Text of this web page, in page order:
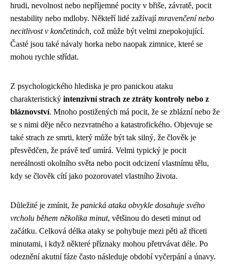
hrudi, nevolnost nebo nepříjemné pocity v břiše, závratě, pocit
nestability nebo mdloby. Někteří lidé zažívajímravenčení nebo
necitlivost v končetinách, což může být velmi znepokojující.
Časté jsou také návaly horka nebo naopak zimnice, které se
mohou rychle střídat.
Z psychologického hlediska je pro panickou ataku
charakteristický intenzivní strach ze ztráty kontroly nebo z
bláznovství. Mnoho postižených má pocit, že se zblázní nebo že
se s nimi děje něco nezvratného a katastrofického. Objevuje se
také strach ze smrti, který může být tak silný, že člověk je
přesvědčen, že právě teď umírá. Velmi typický je pocit
nereálnosti okolního světa nebo pocit odcizení vlastnímu tělu,
kdy se člověk cítí jako pozorovatel vlastního života.
Důležité je zmínit, že panická ataka obvykle dosahuje svého
vrcholu během několika minut, většinou do deseti minut od
začátku. Celková délka ataky se pohybuje mezi pěti až třiceti
minutami, i když některé příznaky mohou přetrvávat déle. Po
odeznění akutní fáze často následuje období vyčerpání a únavy.